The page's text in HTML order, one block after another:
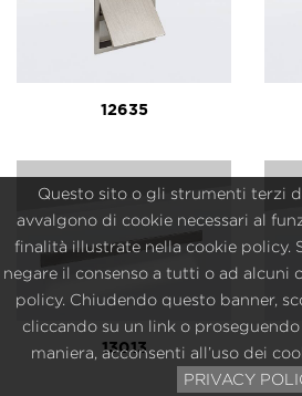
Questo sito o gli strumenti terzi
avvalgono di cookie necessari al
finalità illustrate nella cookie policy.
negare il consenso a tutti o ad alcuni
policy. Chiudendo questo banner,
cliccando su un link o
maniera, acconsenti all’uso dei
PRIVACY
12635
13013